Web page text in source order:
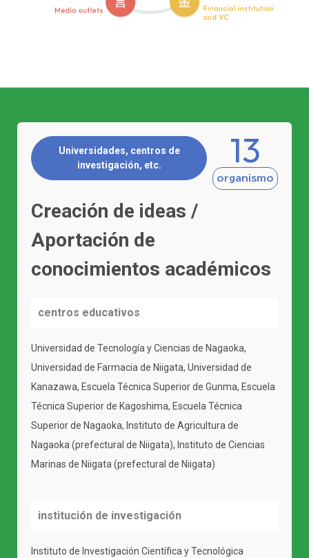
Universidades, centros de
investigación, etc.
13
organismo
Creación de ideas /
Aportación de
conocimientos académicos
centros educativos
Universidad de Tecnología y Ciencias de Nagaoka,
Universidad de Farmacia de Niigata, Universidad de
Kanazawa, Escuela Técnica Superior de Gunma, Escuela
Técnica Superior de Kagoshima, Escuela Técnica
Superior de Nagaoka, Instituto de Agricultura de
Nagaoka (prefectural de Niigata), Instituto de Ciencias
Marinas de Niigata (prefectural de Niigata)
institución de investigación
Instituto de Investigación Científica y Tecnológica